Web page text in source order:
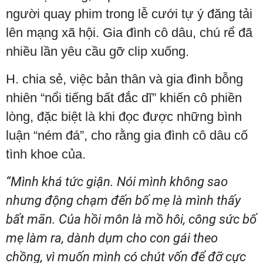
người quay phim trong lễ cưới tự ý đăng tải
lên mạng xã hội. Gia đình cô dâu, chú rể đã
nhiều lần yêu cầu gỡ clip xuống.
H. chia sẻ, việc bản thân và gia đình bỗng
nhiên “nổi tiếng bất đắc dĩ” khiến cô phiền
lòng, đặc biệt là khi đọc được những bình
luận “ném đá”, cho rằng gia đình cô dâu cố
tình khoe của.
“Mình khá tức giận. Nói mình không sao
nhưng động chạm đến bố mẹ là mình thấy
bất mãn. Của hồi môn là mồ hôi, công sức bố
mẹ làm ra, dành dụm cho con gái theo
chồng, vì muốn mình có chút vốn để đỡ cực